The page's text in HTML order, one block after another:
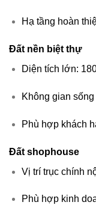
Hạ tầng hoàn
Đất nền biệt thự
Diện tích lớn:
Không gian
Phù hợp khách
Đất shophouse
Vị trí trục chính
Phù hợp kinh